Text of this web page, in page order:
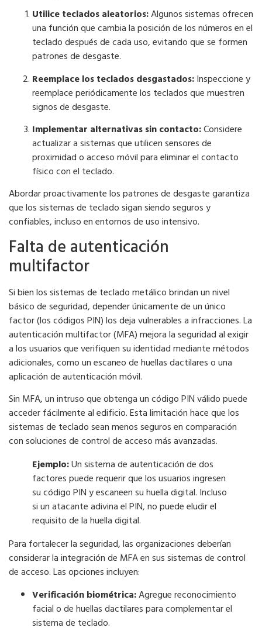
Utilice teclados aleatorios:Algunos sistemas ofrecen
una función que cambia la posición de los números en el
teclado después de cada uso, evitando que se formen
patrones de desgaste.
Reemplace los teclados desgastados:Inspeccione y
reemplace periódicamente los teclados que muestren
signos de desgaste.
Implementar alternativas sin contacto:Considere
actualizar a sistemas que utilicen sensores de
proximidad o acceso móvil para eliminar el contacto
físico con el teclado.
Abordar proactivamente los patrones de desgaste garantiza
que los sistemas de teclado sigan siendo seguros y
confiables, incluso en entornos de uso intensivo.
Falta de autenticación
multifactor
Si bien los sistemas de teclado metálico brindan un nivel
básico de seguridad, depender únicamente de un único
factor (los códigos PIN) los deja vulnerables a infracciones. La
autenticación multifactor (MFA) mejora la seguridad al exigir
a los usuarios que verifiquen su identidad mediante métodos
adicionales, como un escaneo de huellas dactilares o una
aplicación de autenticación móvil.
Sin MFA, un intruso que obtenga un código PIN válido puede
acceder fácilmente al edificio. Esta limitación hace que los
sistemas de teclado sean menos seguros en comparación
con soluciones de control de acceso más avanzadas.
Ejemplo:Un sistema de autenticación de dos
factores puede requerir que los usuarios ingresen
su código PIN y escaneen su huella digital. Incluso
si un atacante adivina el PIN, no puede eludir el
requisito de la huella digital.
Para fortalecer la seguridad, las organizaciones deberían
considerar la integración de MFA en sus sistemas de control
de acceso. Las opciones incluyen:
Verificación biométrica:Agregue reconocimiento
facial o de huellas dactilares para complementar el
sistema de teclado.